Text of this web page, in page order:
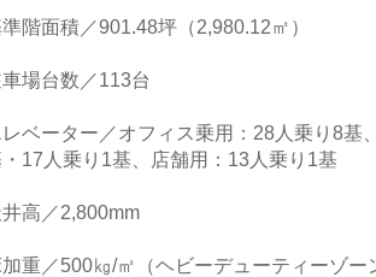
階面積／901.48坪（2,980.12㎡）
場台数／113台
ベーター／オフィス乗用：28人乗り8基
17人乗り1基、店舗用：13人乗り1基
高／2,800mm
加重／500㎏/㎡（ヘビーデューティーゾ